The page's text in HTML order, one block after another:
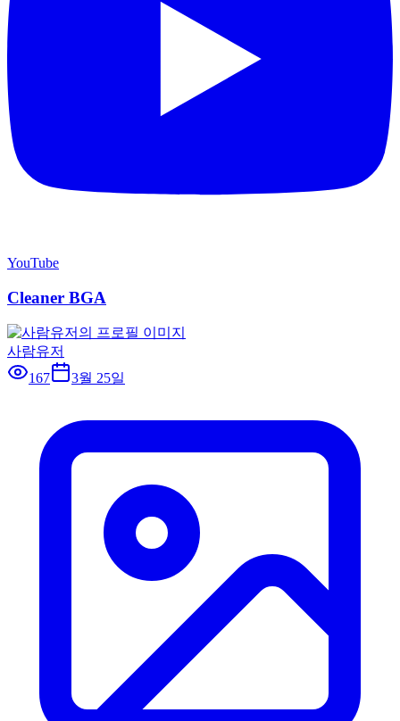
YouTube
Cleaner BGA
사람유저
167
3월 25일